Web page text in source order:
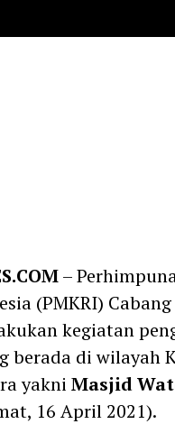
–
(PMKRI)
kegiatan
berada di wilayah
yakni Masjid
16 April 2021).